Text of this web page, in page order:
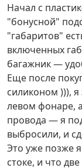
Начал с
"бонусной"
"габаритов"
включенных
багажник —
Еще после
силиконом ))),
левом фонаре,
провода — я
выбросили, и
Это уже позже
стоке, и что